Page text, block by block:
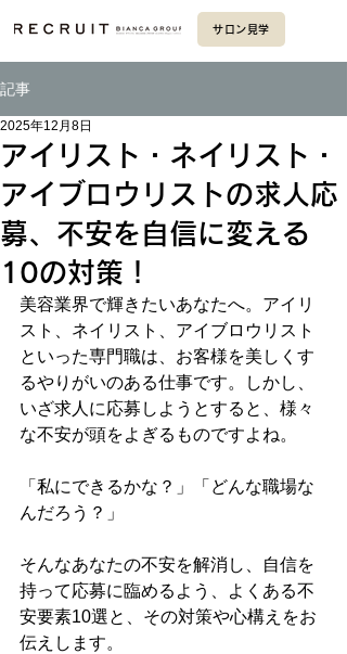
サロン見学
記事
アイリスト・ネイリスト・
アイブロウリストの求人応
募、不安を自信に変える
10の対策！
2025年12月8日
美容業界で輝きたいあなたへ。アイリ
スト、ネイリスト、アイブロウリスト
といった専門職は、お客様を美しくす
るやりがいのある仕事です。しかし、
いざ求人に応募しようとすると、様々
な不安が頭をよぎるものですよね。
「私にできるかな？」「どんな職場な
んだろう？」
そんなあなたの不安を解消し、自信を
持って応募に臨めるよう、よくある不
安要素10選と、その対策や心構えをお
伝えします。